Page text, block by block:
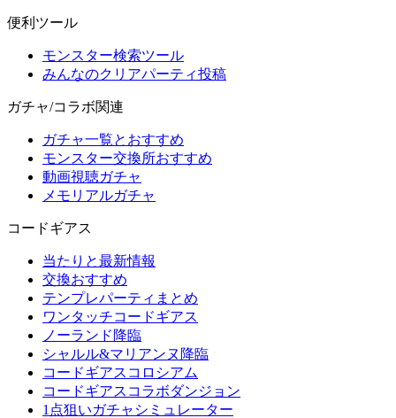
便利ツール
モンスター検索ツール
みんなのクリアパーティ投稿
ガチャ/コラボ関連
ガチャ一覧とおすすめ
モンスター交換所おすすめ
動画視聴ガチャ
メモリアルガチャ
コードギアス
当たりと最新情報
交換おすすめ
テンプレパーティまとめ
ワンタッチコードギアス
ノーランド降臨
シャルル&マリアンヌ降臨
コードギアスコロシアム
コードギアスコラボダンジョン
1点狙いガチャシミュレーター